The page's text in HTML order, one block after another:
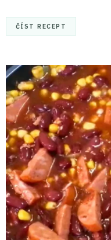
ČÍST RECEPT